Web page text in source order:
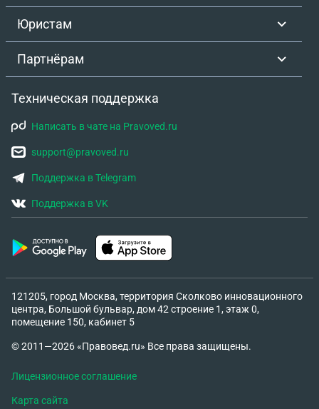
Юристам
Партнёрам
Техническая поддержка
Написать в чате на Pravoved.ru
support@pravoved.ru
Поддержка в Telegram
Поддержка в VK
121205, город Москва, территория Сколково инновационного
центра, Большой бульвар, дом 42 строение 1, этаж 0,
помещение 150, кабинет 5
© 2011—2026 «Правовед.ru» Все права защищены.
Лицензионное соглашение
Карта сайта